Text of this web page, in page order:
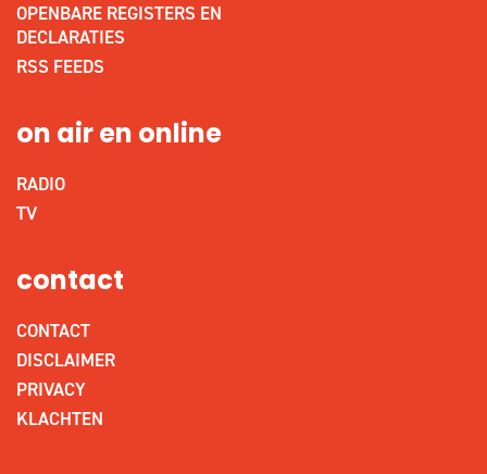
OPENBARE REGISTERS EN
DECLARATIES
RSS FEEDS
on air en online
RADIO
TV
contact
CONTACT
DISCLAIMER
PRIVACY
KLACHTEN